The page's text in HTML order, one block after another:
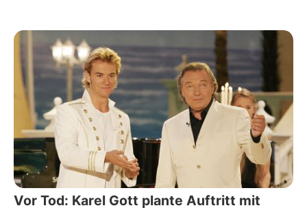
Vor Tod: Karel Gott plante Auftritt mit